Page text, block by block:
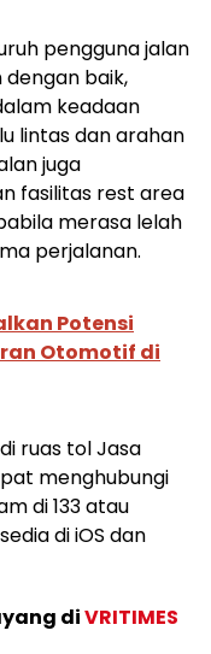
pengguna jalan
baik,
keadaan
lintas dan arahan
juga
fasilitas rest area
merasa lelah
perjalanan.
Potensi
Otomotif di
ruas tol Jasa
menghubungi
di 133 atau
di iOS dan
diVRITIMES